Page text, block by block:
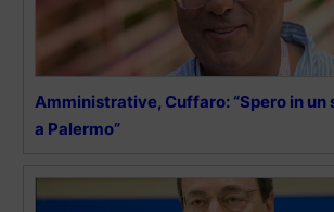
Amministrative, Cuffaro: “Spero in un
a Palermo”